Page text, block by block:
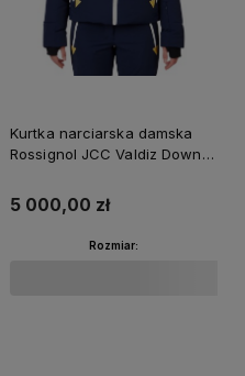
Kurtka narciarska damska
Rossignol JCC Valdiz Down
5 000,00 zł
Rozmiar: